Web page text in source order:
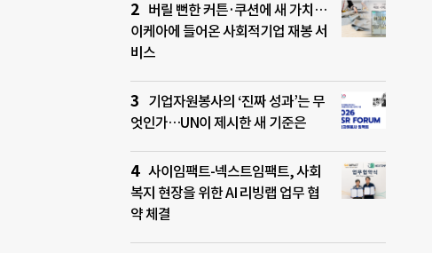
버릴 뻔한 커튼·쿠션에 새 가치…
이케아에 들어온 사회적기업 재봉 서
비스
기업자원봉사의 ‘진짜 성과’는 무
엇인가…UN이 제시한 새 기준은
사이임팩트-넥스트임팩트, 사회
복지 현장을 위한 AI 리빙랩 업무 협
약 체결